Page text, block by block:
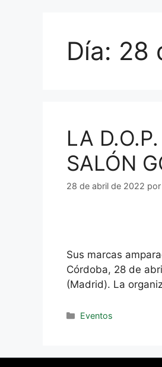
Día: 28
LA
SALÓN
28 de abril de 2022 por
Sus marcas
Córdoba, 28 de
(Madrid). La
Eventos